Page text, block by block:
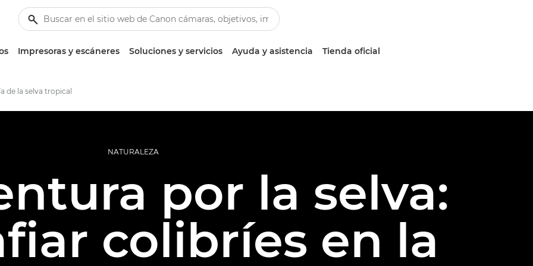
Impresoras y escáneres Soluciones y servicios Ayuda y asistencia Tienda oficial
de la selva tropical
NATURALEZA
por la selva:
colibríes en la